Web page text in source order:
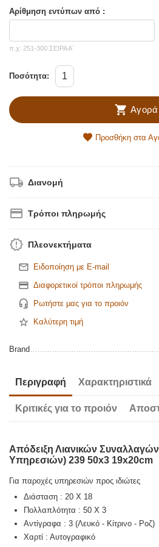
Αρίθμηση εντύπων από :
π.χ: 251-300 ΣΕΙΡΑ Α΄
Ποσότητα:
Αγορά
Προσθήκη στα
Διανομή
Τρόποι πληρωμής
Πλεονεκτήματα
Ειδοποίηση με E-mail
Διαφορετικοί τρόποι πληρωμής
Ρωτήστε μας για το προιόν
Καλύτερη τιμή
Brand
Περιγραφή Χαρακτηριστικά
Κριτικές για το προιόν
Απόδειξη Λιανικών
Υπηρεσιών) 239 50x3 19x20cm
Για παροχές υπηρεσιών προς ιδιώτες
Διάσταση : 20 X 18
Πολλαπλότητα : 50 X 3
Αντίγραφα : 3 (Λευκό - Κίτρινο - Ροζ)
Χαρτί : Αυτογραφικό